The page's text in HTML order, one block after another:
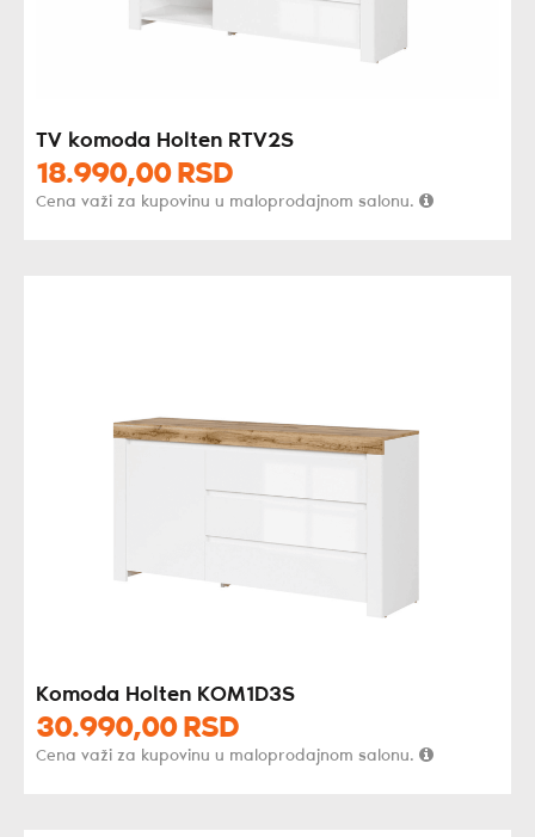
TV komoda Holten RTV2S
18.990,00 RSD
Cena važi za kupovinu u maloprodajnom salonu.
Komoda Holten KOM1D3S
30.990,00 RSD
Cena važi za kupovinu u maloprodajnom salonu.